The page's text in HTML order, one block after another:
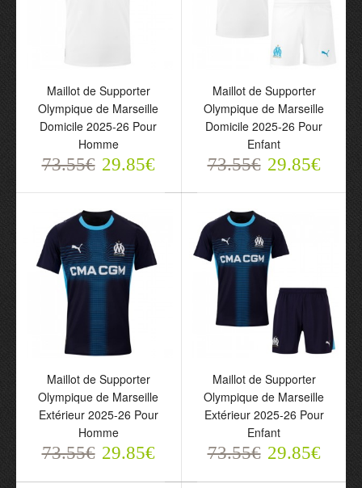
2025-26 Jaune Pour
73.55€ 29.85€
Olympique de Marseille
2025-26 Pour Homme
73.55€ 29.85€
Maillot de Gardien
Olympique de Marseille
2025-26 Rouge Pour
Homme
Maillot de Supporter
Olympique de Marseille
Domicile 2025-26 Pour
Homme
73.55€ 29.85€
Maillot de Supporter
Olympique de Marseille
Domicile 2025-26 Pour
Enfant
73.55€ 29.85€
Maillot de Supporter
Olympique de Marseille
Extérieur 2025-26 Pour
Homme
73.55€ 29.85€
Maillot de Supporter
Olympique de Marseille
Extérieur 2025-26 Pour
Enfant
73.55€ 29.85€